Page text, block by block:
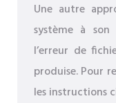
Une autre
système à
l’erreur de
produise. Pour
les instructions